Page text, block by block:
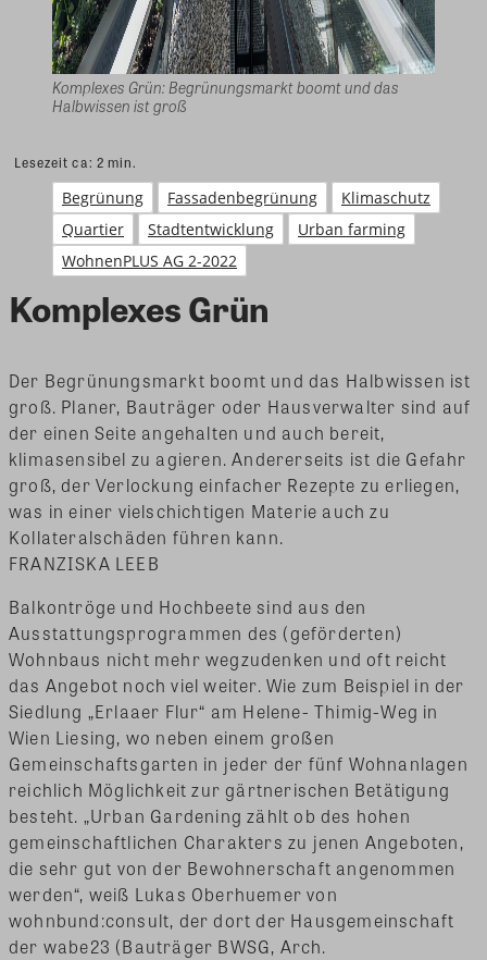
Komplexes Grün: Begrünungsmarkt boomt und das
Halbwissen ist groß
Lesezeit ca: 2 min.
Begrünung Fassadenbegrünung
Klimaschutz
Quartier
Stadtentwicklung
Urban farming
WohnenPLUS AG 2-2022
Komplexes Grün
Der Begrünungsmarkt boomt und das Halbwissen ist
groß. Planer, Bauträger oder Hausverwalter sind auf
der einen Seite angehalten und auch bereit,
klimasensibel zu agieren. Andererseits ist die Gefahr
groß, der Verlockung einfacher Rezepte zu erliegen,
was in einer vielschichtigen Materie auch zu
Kollateralschäden führen kann.
FRANZISKA LEEB
Balkontröge und Hochbeete sind aus den
Ausstattungsprogrammen des (geförderten)
Wohnbaus nicht mehr wegzudenken und oft reicht
das Angebot noch viel weiter. Wie zum Beispiel in der
Siedlung „Erlaaer Flur“ am Helene- Thimig-Weg in
Wien Liesing, wo neben einem großen
Gemeinschaftsgarten in jeder der fünf Wohnanlagen
reichlich Möglichkeit zur gärtnerischen Betätigung
besteht. „Urban Gardening zählt ob des hohen
gemeinschaftlichen Charakters zu jenen Angeboten,
die sehr gut von der Bewohnerschaft angenommen
werden“, weiß Lukas Oberhuemer von
wohnbund:consult, der dort der Hausgemeinschaft
der wabe23 (Bauträger BWSG, Arch.